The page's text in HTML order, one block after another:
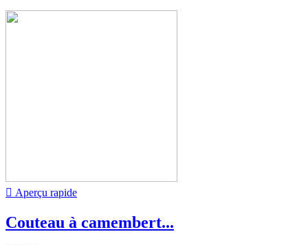
 Aperçu rapide
Couteau à camembert...